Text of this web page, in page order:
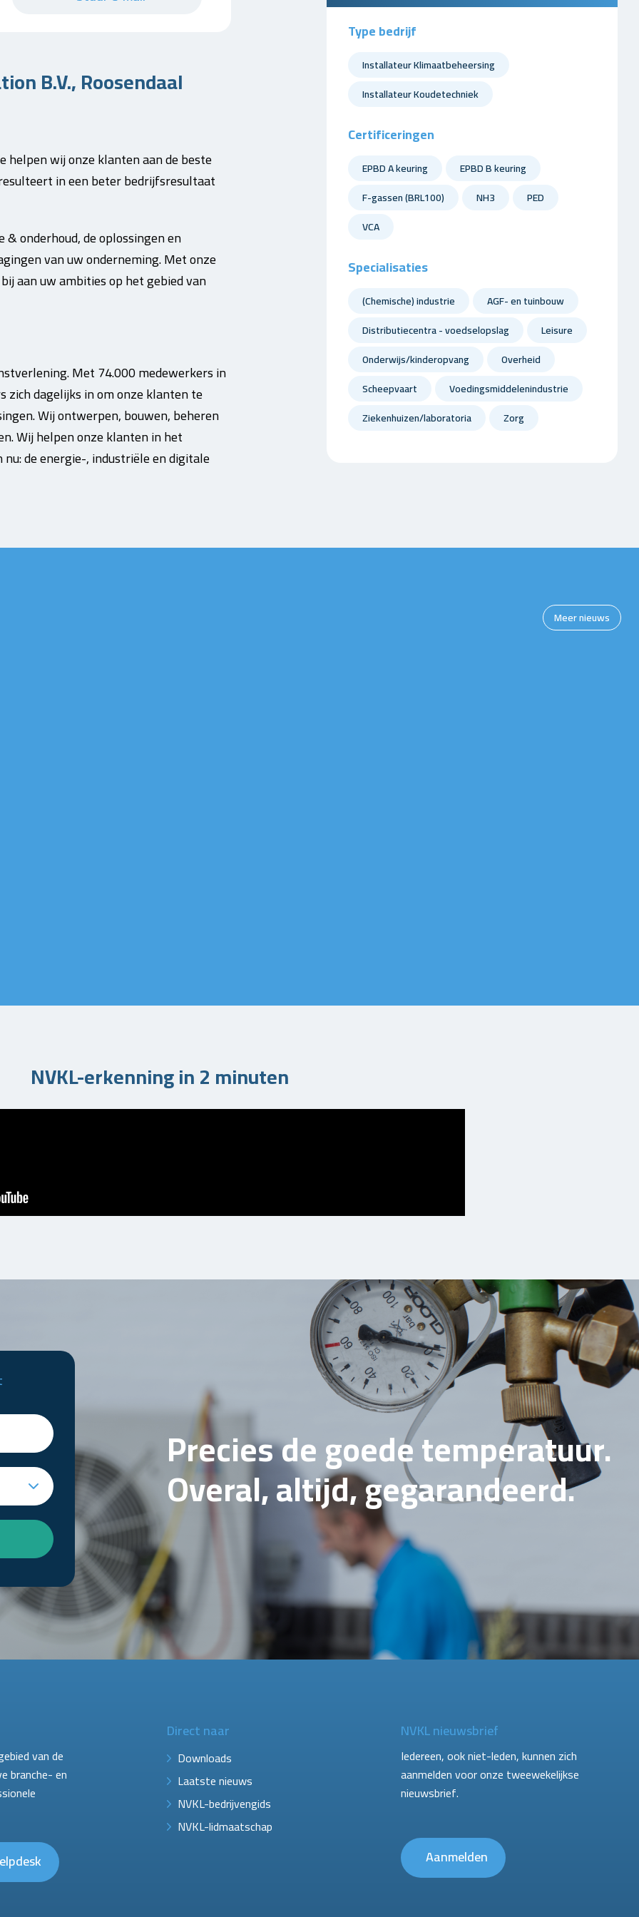
B.V., Roosendaal
wij onze klanten aan de beste
in een beter bedrijfsresultaat
onderhoud, de oplossingen en
van uw onderneming. Met onze
aan uw ambities op het gebied van
Met 74.000 medewerkers in
zich dagelijks in om onze klanten te
Wij ontwerpen, bouwen, beheren
Wij helpen onze klanten in het
de energie-, industriële en digitale
Type bedrijf
Installateur Klimaatbeheersing
Installateur Koudetechniek
Certificeringen
EPBD A keuring
EPBD B keuring
F-gassen (BRL100)
NH3
PED
VCA
Specialisaties
(Chemische) industrie
AGF- en tuinbouw
Distributiecentra - voedselopslag
Leisure
Onderwijs/kinderopvang
Overheid
Scheepvaart
Voedingsmiddelenindustrie
Ziekenhuizen/laboratoria
Zorg
Meer nieuws
NVKL-erkenning in 2 minuten
Precies de goede temperatuur.
Overal, altijd, gegarandeerd.
van de
branche- en
Direct naar
Downloads
Laatste nieuws
NVKL-bedrijvengids
NVKL-lidmaatschap
NVKL nieuwsbrief
Iedereen, ook niet-leden, kunnen zich
aanmelden voor onze tweewekelijkse
nieuwsbrief.
Aanmelden